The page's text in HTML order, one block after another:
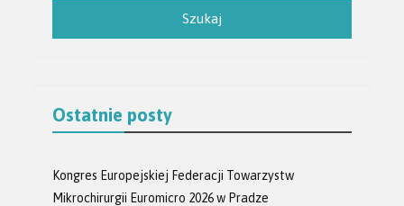
Ostatnie posty
Kongres Europejskiej Federacji Towarzystw
Mikrochirurgii Euromicro 2026 w Pradze